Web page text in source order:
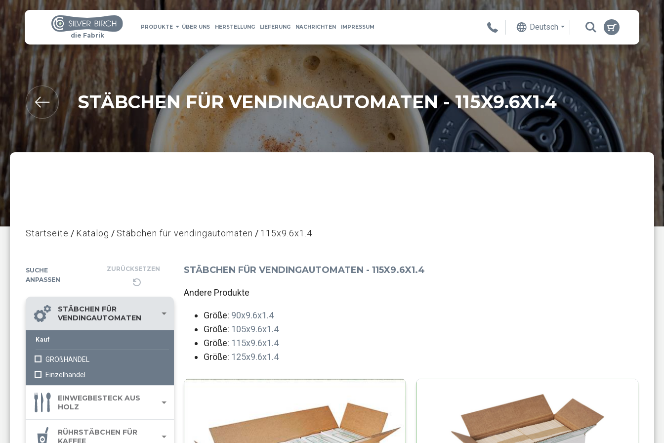
die Fabrik
PRODUKTE ÜBER UNS HERSTELLUNG LIEFERUNG NACHRICHTEN IMPRESSUM Deutsch
STÄBCHEN FÜR VENDINGAUTOMATEN - 115X9.6X1.4
Startseite Katalog Stäbchen für vendingautomaten 115x9.6x1.4
SUCHE
ANPASSEN
ZURÜCKSETZEN
EINWEGBESTECK AUS
HOLZ
RÜHRSTÄBCHEN FÜR
KAFFEE
STÄBCHEN FÜR
VENDINGAUTOMATEN
Kauf
GROßHANDEL
Einzelhandel
STÄBCHEN FÜR VENDINGAUTOMATEN - 115X9.6X1.4
Andere Produkte
Größe: 90x9.6x1.4
Größe: 105x9.6x1.4
Größe: 115x9.6x1.4
Größe: 125x9.6x1.4